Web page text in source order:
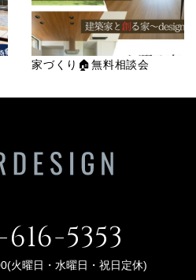
家づくり🏠無料相談会
5353
火曜日・水曜日・祝日定休)